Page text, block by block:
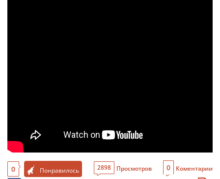
0 Понравилось 2898 Просмотров 0 Коментарии